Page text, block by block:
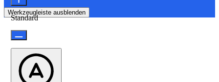
Werkzeugleiste ausblenden
Standard